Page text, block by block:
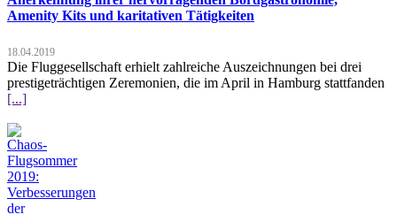
Amenity Kits und karitativen Tätigkeiten
18.04.2019
Die Fluggesellschaft erhielt zahlreiche Auszeichnungen bei drei
prestigeträchtigen Zeremonien, die im April in Hamburg stattfanden
[...]